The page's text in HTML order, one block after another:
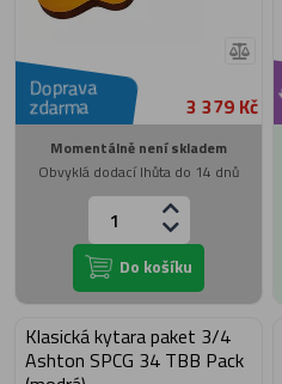
Doprava
zdarma 3 379 Kč
Momentálně není skladem
Obvyklá dodací lhůta do 14 dnů
Do košíku
Klasická kytara paket 3/4
Ashton SPCG 34 TBB Pack